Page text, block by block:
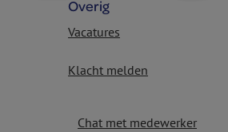
Overig
Vacatures
Klacht melden
Chat met medewerker